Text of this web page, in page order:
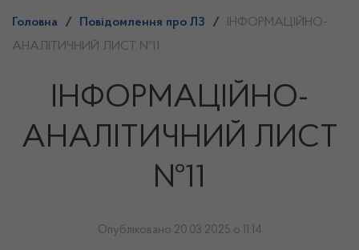
Головна / Повідомлення про ЛЗ /
ІНФОРМАЦІЙНО-
АНАЛІТИЧНИЙ ЛИСТ №11
ІНФОРМАЦІЙНО-
АНАЛІТИЧНИЙ ЛИСТ
№11
Опубліковано 20.03.2025 о 11:14